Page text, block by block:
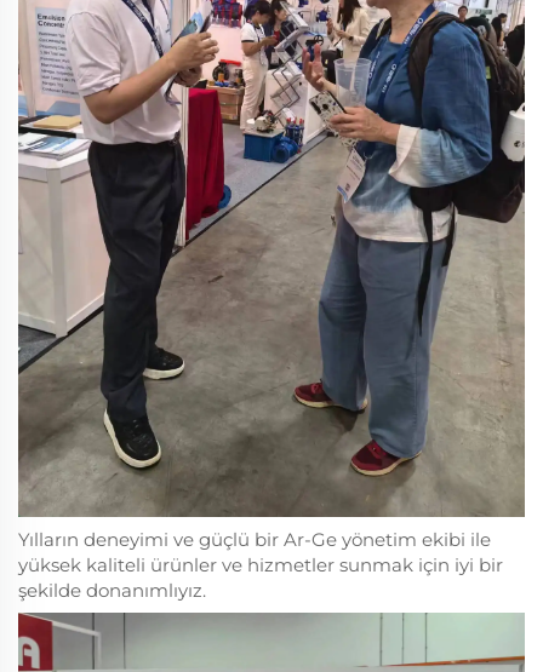
Yılların deneyimi ve güçlü bir Ar-Ge yönetim ekibi ile
yüksek kaliteli ürünler ve hizmetler sunmak için iyi bir
şekilde donanımlıyız.